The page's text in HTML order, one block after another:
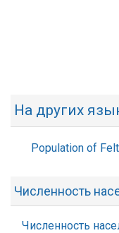
На других
Population of
Численность
Численность